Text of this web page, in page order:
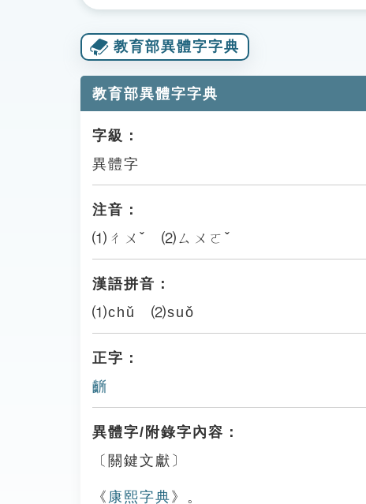
教育部異體字字典
教育部異體字字典
字級：
異體字
注音：
⑴ㄔㄨˇ ⑵ㄙㄨㄛˇ
漢語拼音：
⑴chǔ ⑵suǒ
正字：
齭
異體字/附錄字內容：
〔關鍵文獻〕
《 康熙字典 》。